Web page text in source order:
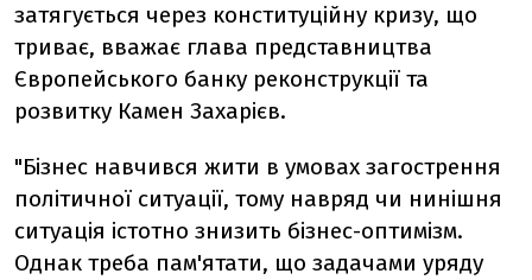
затягується через конституційну кризу, що
триває, вважає глава представництва
Європейського банку реконструкції та
розвитку Камен Захарієв.
"Бізнес навчився жити в умовах загострення
політичної ситуації, тому навряд чи нинішня
ситуація істотно знизить бізнес-оптимізм.
Однак треба пам'ятати, що задачами уряду